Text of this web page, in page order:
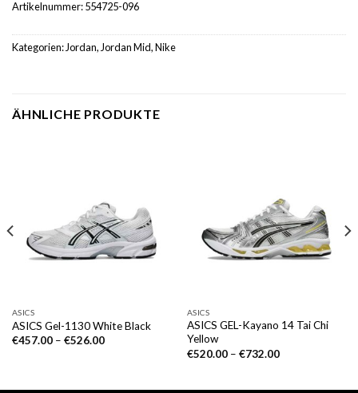
Artikelnummer:554725-096
Kategorien: Jordan, Jordan Mid,Nike
ÄHNLICHE PRODUKTE
ASICS
ASICS Gel-1130 White Black
€457.00– €526.00
ASICS
ASICS GEL-Kayano 14 Tai Chi
Yellow
€520.00– €732.00